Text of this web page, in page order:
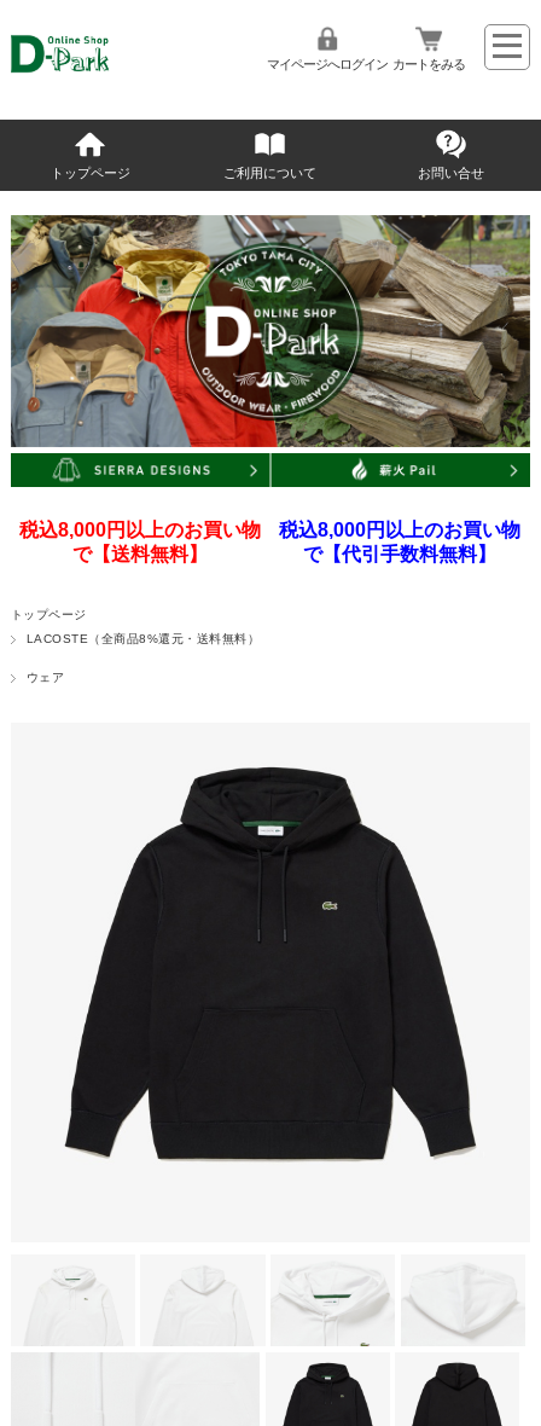
マイページへログイン カートをみる
トップページ ご利用について お問い合せ
税込8,000円以上のお買い物
で【送料無料】
税込8,000円以上のお買い物
で【代引手数料無料】
トップページ
LACOSTE（全商品8%還元・送料無料）
ウェア